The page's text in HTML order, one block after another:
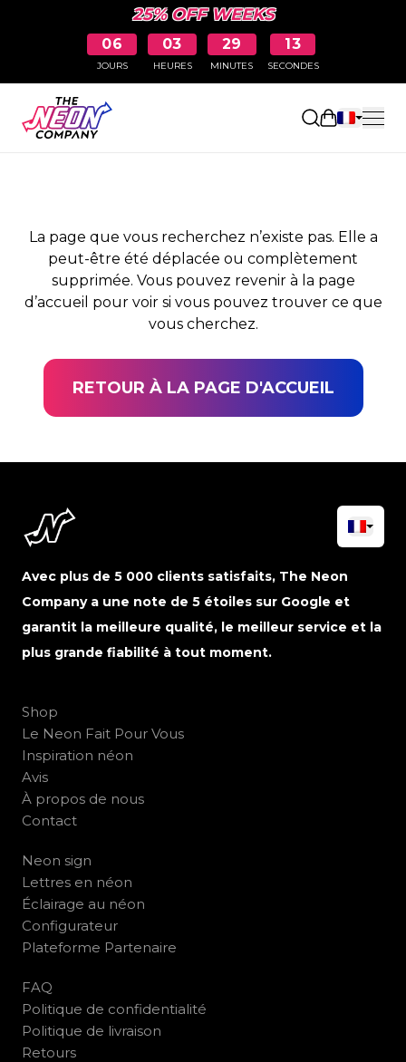
25% OFF WEEKS
06
JOURS
03
HEURES
29
MINUTES
12
SECONDES
Ouvrir le
PAGE NON TROUVÉE
La page que vous recherchez n’existe pas. Elle a
peut-être été déplacée ou complètement
supprimée. Vous pouvez revenir à la page
d’accueil pour voir si vous pouvez trouver ce que
vous cherchez.
RETOUR À LA PAGE D'ACCUEIL
Avec plus de 5 000 clients satisfaits, The Neon
Company a une note de 5 étoiles sur Google et
garantit la meilleure qualité, le meilleur service et la
plus grande fiabilité à tout moment.
Shop
Le Neon Fait Pour Vous
Inspiration néon
Avis
À propos de nous
Contact
Neon sign
Lettres en néon
Éclairage au néon
Configurateur
Plateforme Partenaire
FAQ
Politique de confidentialité
Politique de livraison
Retours